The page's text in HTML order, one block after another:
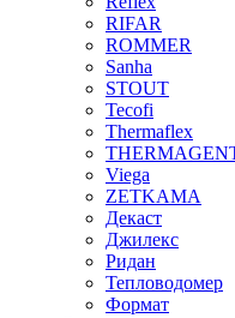
RIFAR
ROMMER
Sanha
STOUT
Tecofi
Thermaflex
Viega
ZETKAMA
Декаст
Джилекс
Ридан
Тепловодомер
Формат